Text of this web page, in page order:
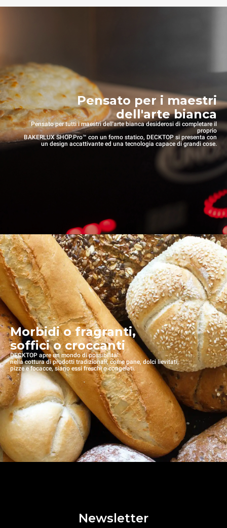
Pensato per i maestri
dell'arte bianca
Pensato per tutti i maestri dell'arte bianca desiderosi di completare il
proprio
BAKERLUX SHOP.Pro™ con un forno statico, DECKTOP si presenta con
un design accattivante ed una tecnologia capace di grandi cose.
Morbidi o fragranti,
soffici o croccanti
DECKTOP apre un mondo di possibilità
nella cottura di prodotti tradizionali, come pane, dolci lievitati,
pizze e focacce, siano essi freschi o congelati.
Newsletter